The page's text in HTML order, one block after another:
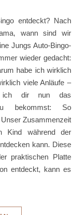
wann sind wir
Jungs Auto-Bingo-
wieder gedacht:
habe ich wirklich
viele Anläufe –
ich dir nun das
bekommst: So
Zusammenzeit
Kind während der
kann. Diese
praktischen Platte
entdeckt, kann es